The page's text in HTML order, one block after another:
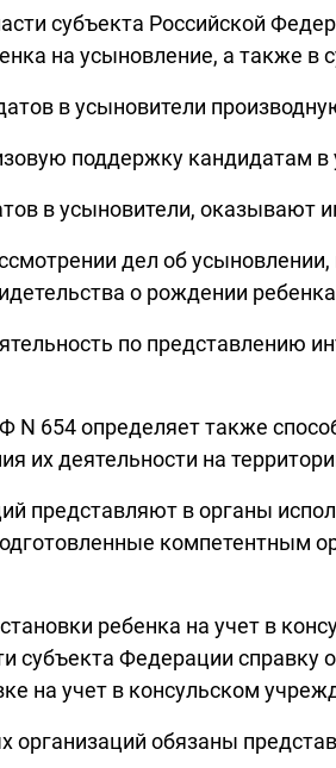
субъекта Российской
на усыновление, а также в
в усыновители
поддержку кандидатам в
в усыновители,
дел об
о рождении
по представлению
N 654 определяет также
их деятельности на
представляют в органы
компетентным
ребенка на учет в
субъекта Федерации
на учет в консульском
организаций обязаны